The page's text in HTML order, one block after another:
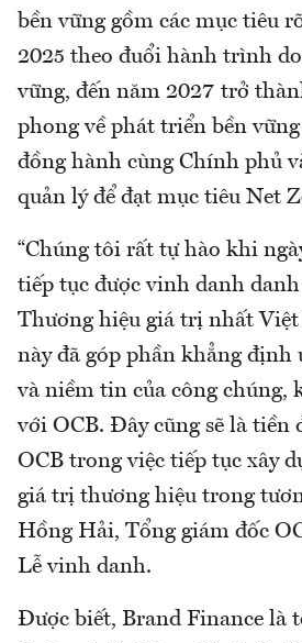
bền vững gồm các mục tiêu
2025 theo đuổi hành trình
vững, đến năm 2027 trở
phong về phát triển bền
đồng hành cùng Chính phủ
quản lý để đạt mục tiêu Net
“Chúng tôi rất tự hào khi
tiếp tục được vinh danh danh
Thương hiệu giá trị nhất
này đã góp phần khẳng
và niềm tin của công chúng,
với OCB. Đây cũng sẽ là tiền
OCB trong việc tiếp tục xây
giá trị thương hiệu trong
Hồng Hải, Tổng giám đốc
Lễ vinh danh.
Được biết, Brand Finance là